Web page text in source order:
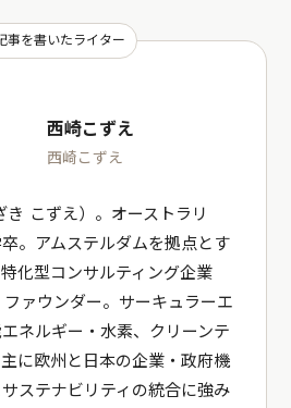
事を書いたライター
西崎こずえ
西崎こずえ
こずえ）。オーストラリ
。アムステルダムを拠点とす
化型コンサルティング企業
ファウンダー。サーキュラーエ
ネルギー・水素、クリーンテ
に欧州と日本の企業・政府機
ステナビリティの統合に強み